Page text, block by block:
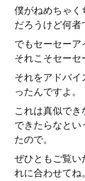
僕がねめちゃく
だろうけど何者
でもセーセーア
それこそセーセ
それをアドバ
ったんですよ。
これは真似で
できたらなとい
たので。
ぜひともご覧い
れに合わせてね。